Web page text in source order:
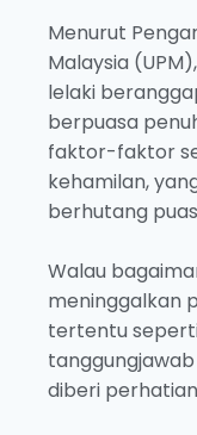
Menurut
Malaysia
lelaki
berpuasa
faktor-faktor
kehamilan,
berhutang
Walau
meninggalkan
tertentu
diberi